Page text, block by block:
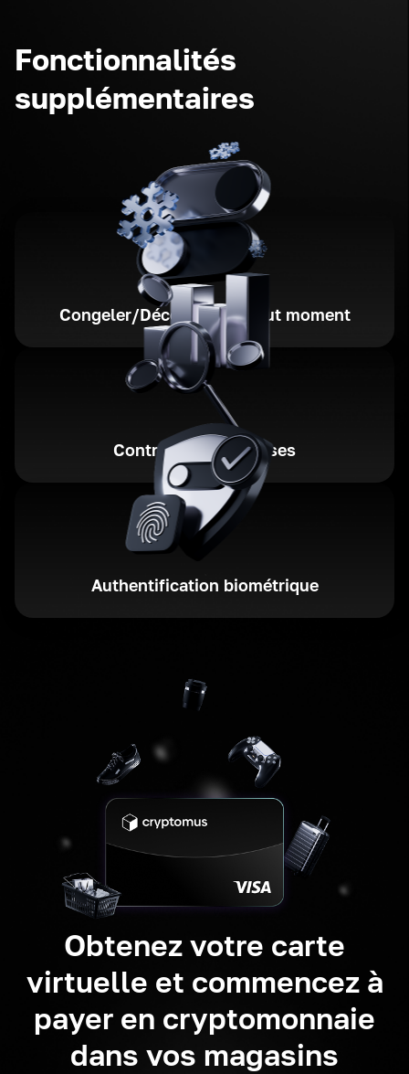
Fonctionnalités
supplémentaires
Congeler/Décongeler à tout moment
Contrôle des dépenses
Authentification biométrique
Obtenez votre carte
virtuelle et commencez à
payer en cryptomonnaie
dans vos magasins